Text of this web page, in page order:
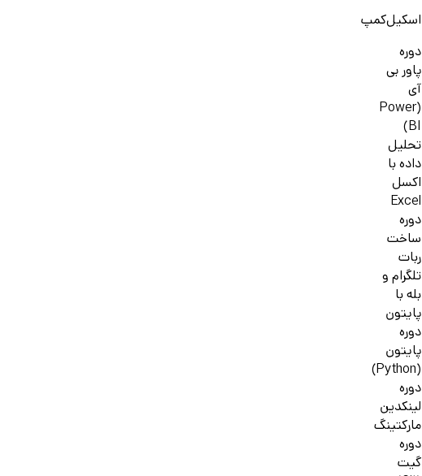
اسکیل‌کمپ
دوره
پاور بی
آی
(Power
BI)
تحلیل
داده با
اکسل
Excel
دوره
ساخت
ربات
تلگرام و
بله با
پایتون
دوره
پایتون
(Python)
دوره
لینکدین
مارکتینگ
دوره
گیت